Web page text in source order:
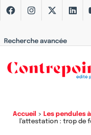
Recherche avancée
Accueil > Les pendules
l’attestation : trop de